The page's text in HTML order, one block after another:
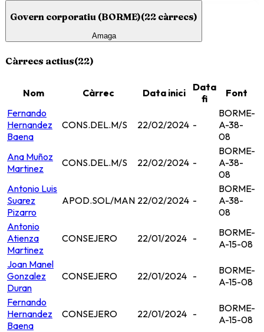
Govern corporatiu (BORME)(22 càrrecs)
Amaga
Càrrecs actius(22)
Nom Càrrec Data inici
Data
fi
Font
Fernando
Hernandez
Baena
CONS.DEL.M/S 22/02/2024 -
BORME-
A-38-
08
Ana Muñoz
Martinez
CONS.DEL.M/S 22/02/2024 -
BORME-
A-38-
08
Antonio Luis
Suarez
Pizarro
APOD.SOL/MAN 22/02/2024 -
BORME-
A-38-
08
Antonio
Atienza
Martinez
CONSEJERO 22/01/2024 -
BORME-
A-15-08
Joan Manel
Gonzalez
Duran
CONSEJERO 22/01/2024 -
BORME-
A-15-08
Fernando
Hernandez
Baena
CONSEJERO 22/01/2024 -
BORME-
A-15-08